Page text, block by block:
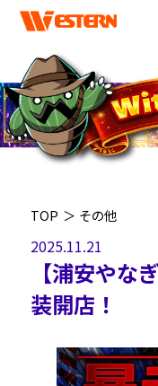
TOP ＞ その他
2025.11.21
【浦安やな
装開店！